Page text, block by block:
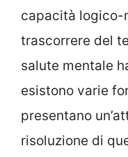
capacità logico-
trascorrere del
salute mentale
esistono varie
presentano
risoluzione di